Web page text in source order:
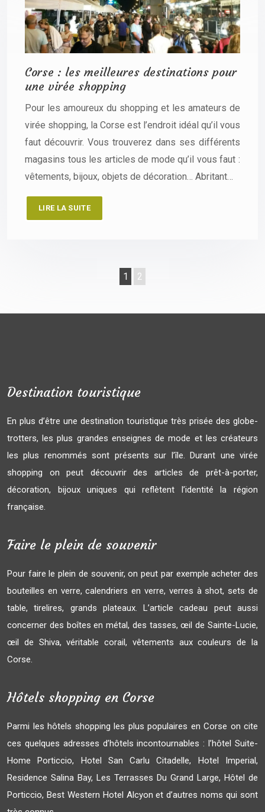
Corse : les meilleures destinations pour
une virée shopping
Pour les amoureux du shopping et les amateurs de
virée shopping, la Corse est l’endroit idéal qu’il vous
faut découvrir. Vous trouverez dans ses différents
magasins tous les articles de mode qu’il vous faut :
vêtements, bijoux, objets de décoration… Abritant…
LIRE LA SUITE
1 2
Destination touristique
En plus d’être une destination touristique très prisée des globe-
trotters, les plus grandes enseignes de mode et les créateurs
les plus renommés sont présents sur l’île. Durant une virée
shopping on peut découvrir des articles de prêt-à-porter,
décoration, bijoux uniques qui reflètent l’identité la région
française.
Faire le plein de souvenir
Pour faire le plein de souvenir, on peut par exemple acheter des
bouteilles en verre, calendriers en verre, verres à shot, sets de
table, tirelires, grands plateaux. L’article cadeau peut aussi
concerner des boîtes en métal, des tasses, œil de Sainte-Lucie,
œil de Shiva, véritable corail, vêtements aux couleurs de la
Corse.
Hôtels shopping en Corse
Parmi les hôtels shopping les plus populaires en Corse on cite
ces quelques adresses d’hôtels incontournables : l’hôtel Suite-
Home Porticcio, Hotel San Carlu Citadelle, Hotel Imperial,
Residence Salina Bay, Les Terrasses Du Grand Large, Hôtel de
Porticcio, Best Western Hotel Alcyon et d’autres noms qui sont